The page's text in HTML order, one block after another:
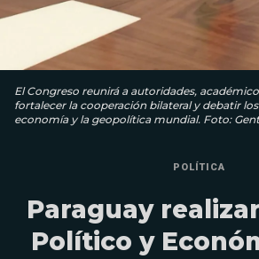
El Congreso reunirá a autoridades,
fortalecer la cooperación bilateral y debatir
economía y la geopolítica mundial. Foto:
POLÍTICA
Paraguay
Político y